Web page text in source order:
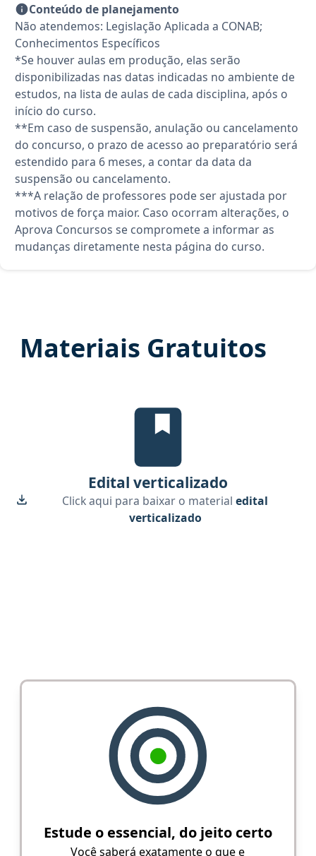
Conteúdo de planejamento
Não atendemos: Legislação Aplicada a CONAB;
Conhecimentos Específicos
*Se houver aulas em produção, elas serão
disponibilizadas nas datas indicadas no ambiente de
estudos, na lista de aulas de cada disciplina, após o
início do curso.
**Em caso de suspensão, anulação ou cancelamento
do concurso, o prazo de acesso ao preparatório será
estendido para 6 meses, a contar da data da
suspensão ou cancelamento.
***A relação de professores pode ser ajustada por
motivos de força maior. Caso ocorram alterações, o
Aprova Concursos se compromete a informar as
mudanças diretamente nesta página do curso.
Materiais Gratuitos
Edital verticalizado, material
Edital verticalizado
Click aqui para baixar o materialedital
verticalizado
Estude o essencial, do jeito certo
Você saberá exatamente o que e